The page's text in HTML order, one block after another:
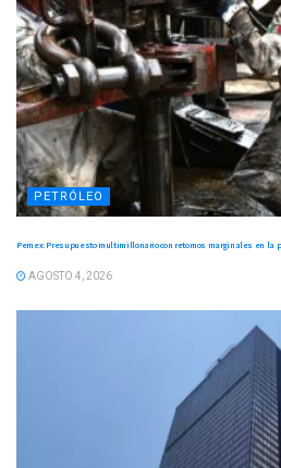
PETRÓLEO
Pemex: Presupuesto multimillonario con retornos marginales en la
AGOSTO 4, 2026